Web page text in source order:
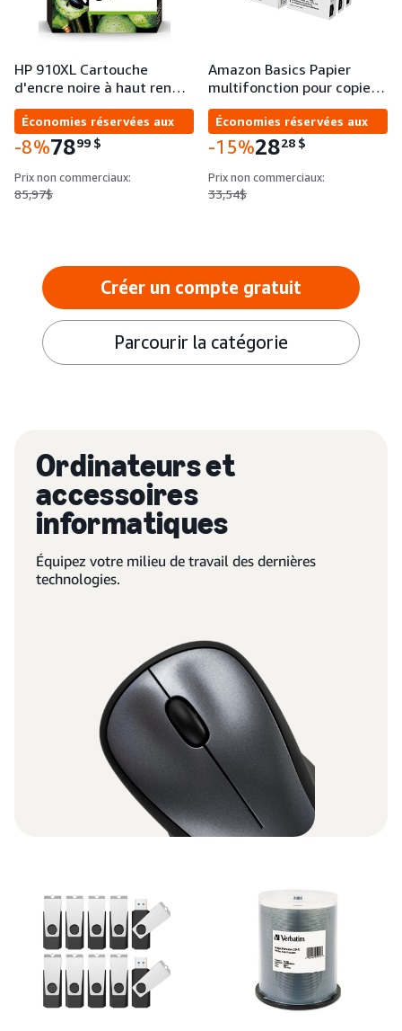
HP 910XL Cartouche
d'encre noire à haut ren…
Économies réservées aux
entreprises
-8%7899 $
Prix non commerciaux:
85,97$
Amazon Basics Papier
multifonction pour copie…
Économies réservées aux
entreprises
-15%2828 $
Prix non commerciaux:
33,54$
Créer un compte gratuit
Parcourir la catégorie
Ordinateurs et
accessoires
informatiques
Équipez votre milieu de travail des dernières
technologies.